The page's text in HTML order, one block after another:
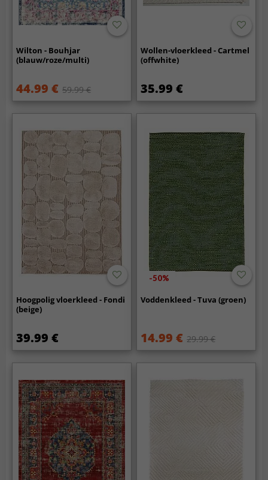
Wilton - Bouhjar
(blauw/roze/multi)
44.99 € 59.99 €
Wollen-vloerkleed - Cartmel
(offwhite)
35.99 €
Hoogpolig vloerkleed - Fondi
(beige)
39.99 €
-50%
Voddenkleed - Tuva (groen)
14.99 € 29.99 €